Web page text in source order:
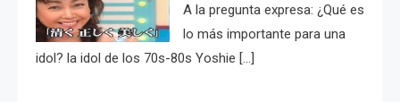
A la pregunta expresa: ¿Qué es
lo más importante para una
idol? la idol de los 70s-80s Yoshie […]